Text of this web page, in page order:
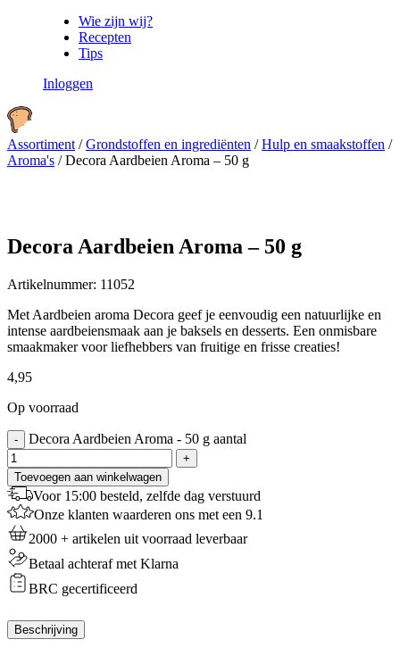
Wie zijn wij?
Recepten
Tips
Inloggen
Assortiment /Grondstoffen en ingrediënten /Hulp en smaakstoffen /
Aroma's /Decora Aardbeien Aroma – 50 g
Decora Aardbeien Aroma – 50 g
Artikelnummer: 11052
Met Aardbeien aroma Decora geef je eenvoudig een natuurlijke en
intense aardbeiensmaak aan je baksels en desserts. Een onmisbare
smaakmaker voor liefhebbers van fruitige en frisse creaties!
4,95
Op voorraad
- Decora Aardbeien Aroma - 50 g aantal
+
Toevoegen aan winkelwagen
Voor 15:00 besteld, zelfde dag verstuurd
Onze klanten waarderen ons met een 9.1
2000 + artikelen uit voorraad leverbaar
Betaal achteraf met Klarna
BRC gecertificeerd
Beschrijving